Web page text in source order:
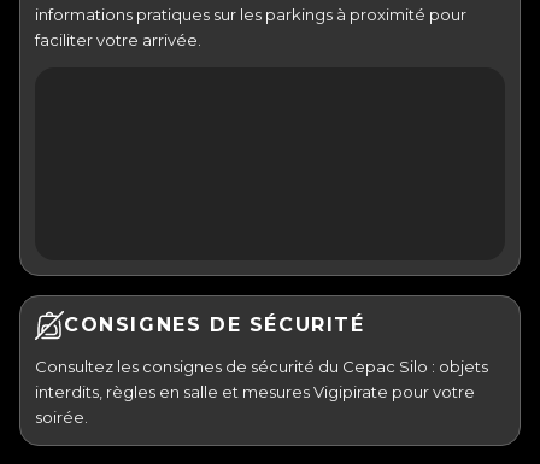
informations pratiques sur les parkings à proximité pour
faciliter votre arrivée.
CONSIGNES DE SÉCURITÉ
Consultez les consignes de sécurité du Cepac Silo : objets
interdits, règles en salle et mesures Vigipirate pour votre
soirée.